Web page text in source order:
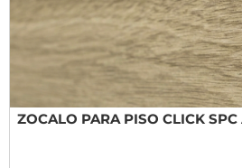
ZOCALO PARA PISO CLICK